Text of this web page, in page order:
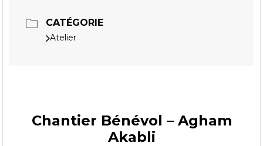
CATÉGORIE
Atelier
Chantier Bénévol – Agham
Akabli